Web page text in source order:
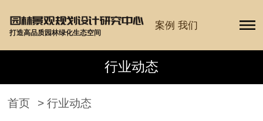
打造高品质园林绿化生态空间
案例 我们
行业动态
首页 > 行业动态